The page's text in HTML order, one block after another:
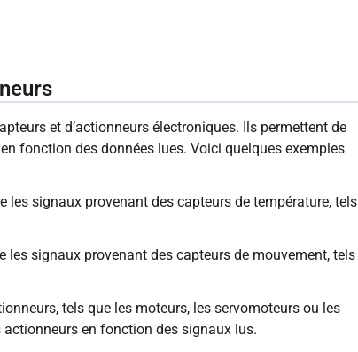
et d’actionneurs électroniques. Ils permettent de
fonction des données lues. Voici quelques exemples
les signaux provenant des capteurs de température, tels
les signaux provenant des capteurs de mouvement, tels
tels que les moteurs, les servomoteurs ou les
actionneurs en fonction des signaux lus.